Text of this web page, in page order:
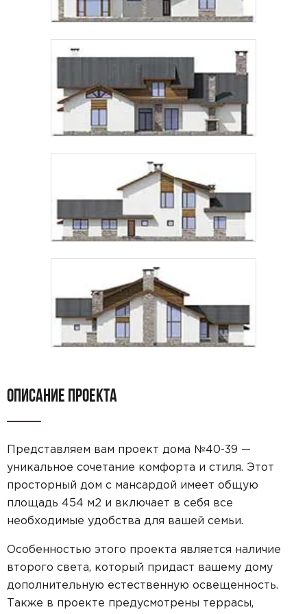
ОПИСАНИЕ ПРОЕКТА
Представляем вам проект дома №40-39 —
уникальное сочетание комфорта и стиля. Этот
просторный дом с мансардой имеет общую
площадь 454 м2 и включает в себя все
необходимые удобства для вашей семьи.
Особенностью этого проекта является наличие
второго света, который придаст вашему дому
дополнительную естественную освещенность.
Также в проекте предусмотрены террасы,
Звонок
Telegram MAX
согласие на обработку персональных данных
подтверждаю, что ознакомлен(а) сполитикой
обработки персональных данных
Рассчитать стоимость